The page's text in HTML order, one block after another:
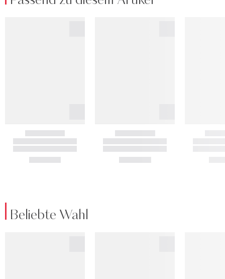
Beliebte Wahl